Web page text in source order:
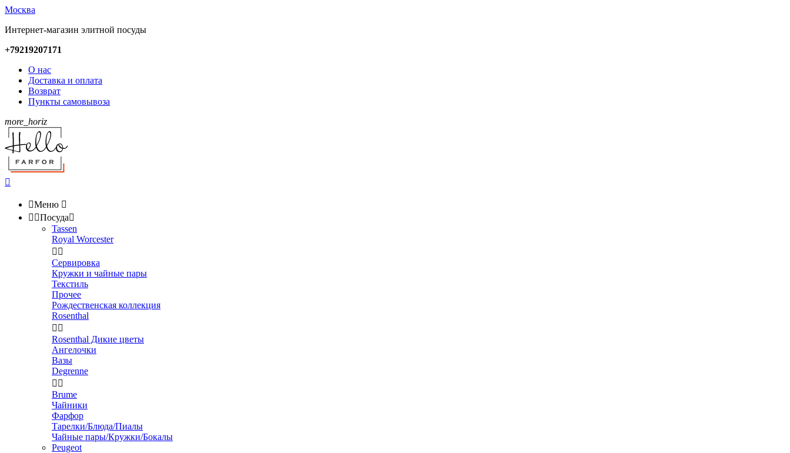
Москва
Интернет-магазин элитной посуды
+79219207171
О нас
Доставка и оплата
Возврат
Пункты самовывоза
more_horiz

Меню 
 Посуда
Tassen
Royal Worcester
 
Сервировка
Кружки и чайные пары
Текстиль
Прочее
Рождественская коллекция
Rosenthal
 
Rosenthal Дикие цветы
Ангелочки
Вазы
Degrenne
 
Brume
Чайники
Фарфор
Тарелки/Блюда/Пиалы
Чайные пары/Кружки/Бокалы
Peugeot